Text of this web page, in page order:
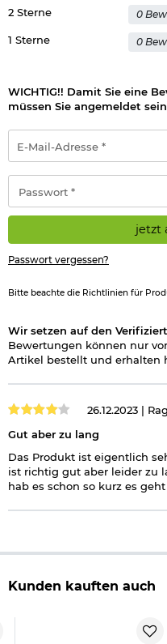
Somit kann der Tragegurt
eine Breite von ca. 33 mm
Schulterbereich wird durch
Der 1-Punkt Dual Bungee
Amomax ist universell
Details:
Material: Nylon /
Gewicht: ca. 277 g
Hersteller: Amomax by
Herstellerinformationen
Verantwortliche Person für
1 Sterne 0
2 Sterne 0
WICHTIG!! Damit Sie eine
müssen Sie angemeldet
Mail-
Adresse
*
jetzt
Passwort vergessen?
Bitte beachte die Richtlinien für
Wir setzen auf den
Bewertungen können nur
Artikel bestellt und erhalten
26.12.2023 |
Gut aber zu lang
Das Produkt ist eigentlich
ist richtig gut aber leider zu
hab es schon so kurz es
Kunden kauften auch